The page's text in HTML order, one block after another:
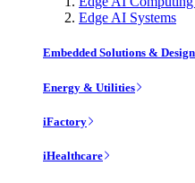
Edge AI Systems
Embedded Solutions &
Energy & Utilities
iFactory
iHealthcare